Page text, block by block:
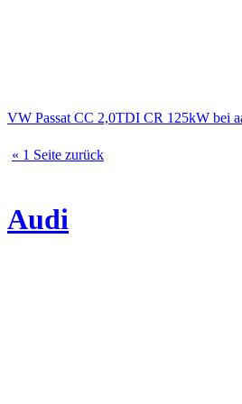
VW Passat CC 2,0TDI CR 125kW bei
« 1 Seite zurück
Audi